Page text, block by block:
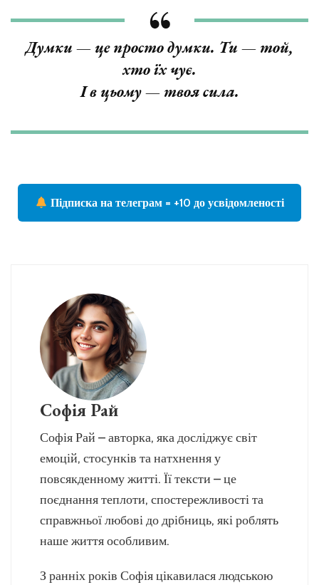
Думки — це просто думки. Ти — той,
хто їх чує.
І в цьому — твоя сила.
Підписка на телеграм = +10 до усвідомленості
Софія Рай
Софія Рай – авторка, яка досліджує світ
емоцій, стосунків та натхнення у
повсякденному житті. Її тексти – це
поєднання теплоти, спостережливості та
справжньої любові до дрібниць, які роблять
наше життя особливим.
З ранніх років Софія цікавилася людською